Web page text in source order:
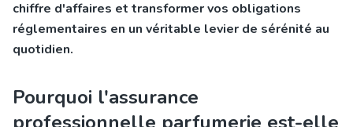
chiffre d'affaires et transformer vos obligations
réglementaires en un véritable levier de sérénité au
quotidien.
Pourquoi l'assurance